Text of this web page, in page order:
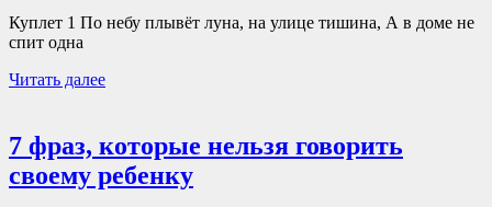
Куплет 1 По небу плывёт луна, на улице тишина, А в доме не
спит одна
Читать далее
7 фраз, которые нельзя говорить
своему ребенку